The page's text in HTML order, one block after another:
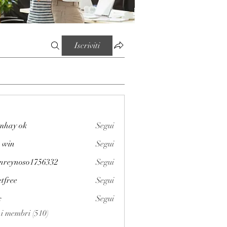
Iscriviti
ok
Segui
win
Segui
Segui
Segui
Segui
membri (510)